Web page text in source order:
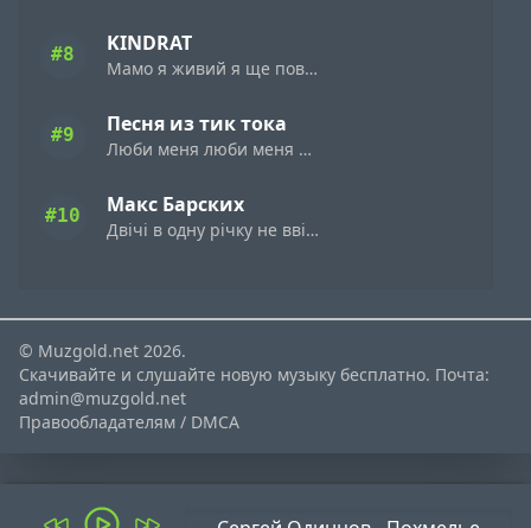
#8 KINDRAT
Мамо я живий я ще повернусь
#9 Песня из тик тока
Люби меня люби меня а speed up remix
#10 Макс Барских
Двічі в одну річку не ввійдеш
© Muzgold.net 2026.
Скачивайте и слушайте новую музыку бесплатно. Почта:
admin@muzgold.net
Правообладателям / DMCA